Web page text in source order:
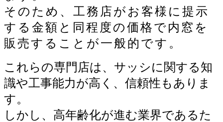
そのため、工務店がお客様に提示
する金額と同程度の価格で内窓を
販売することが一般的です。
これらの専門店は、サッシに関する知
識や工事能力が高く、信頼性もありま
す。
しかし、高年齢化が進む業界であるた